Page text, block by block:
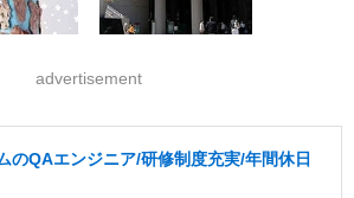
advertisement
のQAエンジニア/研修制度充実/年間休日